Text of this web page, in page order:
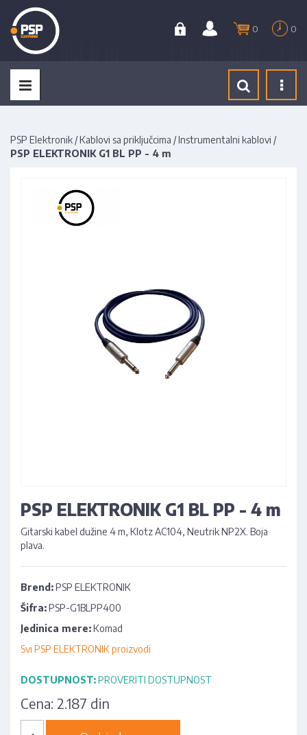
0 0
PSP Elektronik /Kablovi sa priključcima /Instrumentalni kablovi /
PSP ELEKTRONIK G1 BL PP - 4 m
PSP ELEKTRONIK G1 BL PP - 4 m
Gitarski kabel dužine 4 m, Klotz AC104, Neutrik NP2X. Boja
plava.
Brend:PSP ELEKTRONIK
Šifra:PSP-G1BLPP400
Jedinica mere:Komad
Svi PSP ELEKTRONIK proizvodi
DOSTUPNOST:PROVERITI DOSTUPNOST
Cena: 2.187 din